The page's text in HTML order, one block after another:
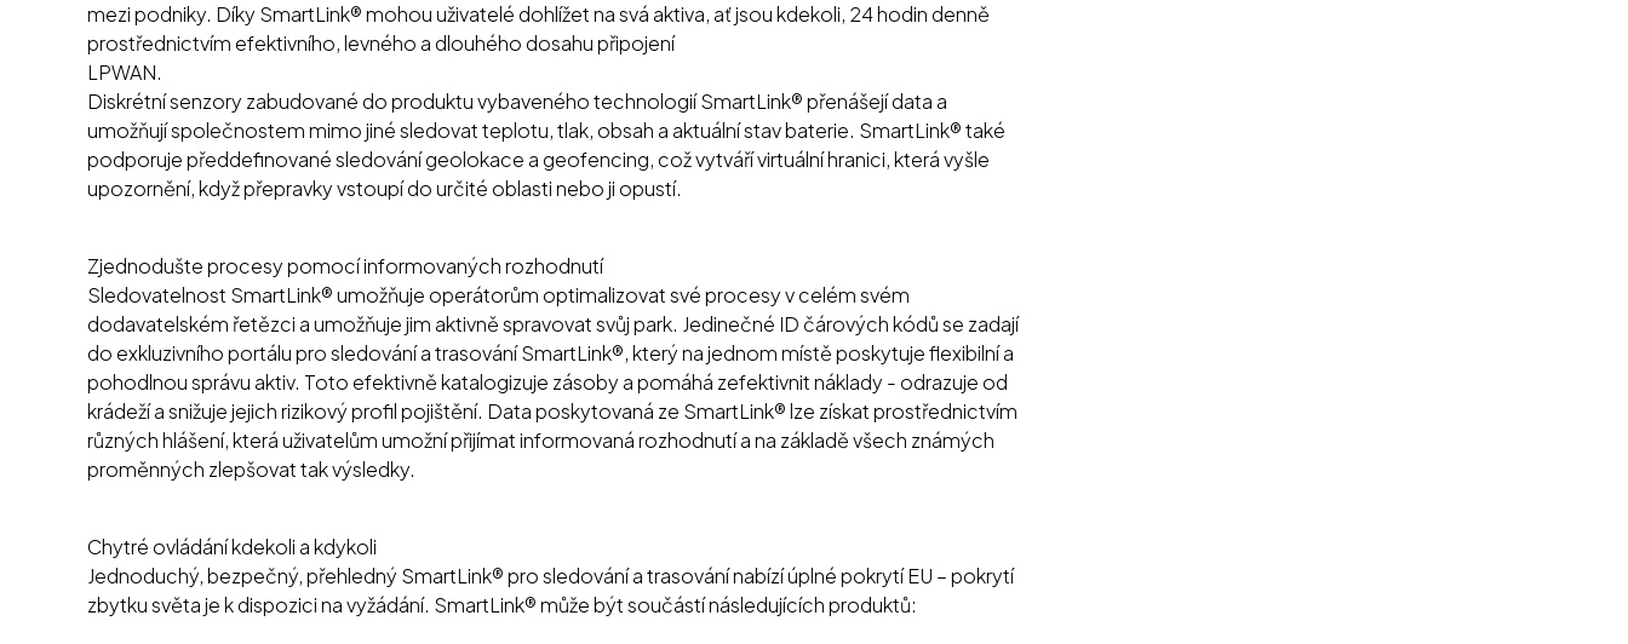
mezi podniky. Díky SmartLink® mohou uživatelé dohlížet na svá aktiva, ať jsou kdekoli, 24 hodin denně
prostřednictvím efektivního, levného a dlouhého dosahu připojení
LPWAN.
Diskrétní senzory zabudované do produktu vybaveného technologií SmartLink® přenášejí data a
umožňují společnostem mimo jiné sledovat teplotu, tlak, obsah a aktuální stav baterie. SmartLink® také
podporuje předdefinované sledování geolokace a geofencing, což vytváří virtuální hranici, která vyšle
upozornění, když přepravky vstoupí do určité oblasti nebo ji opustí.
Zjednodušte procesy pomocí informovaných rozhodnutí
Sledovatelnost SmartLink® umožňuje operátorům optimalizovat své procesy v celém svém
dodavatelském řetězci a umožňuje jim aktivně spravovat svůj park. Jedinečné ID čárových kódů se zadají
do exkluzivního portálu pro sledování a trasování SmartLink®, který na jednom místě poskytuje flexibilní a
pohodlnou správu aktiv. Toto efektivně katalogizuje zásoby a pomáhá zefektivnit náklady - odrazuje od
krádeží a snižuje jejich rizikový profil pojištění. Data poskytovaná ze SmartLink® lze získat prostřednictvím
různých hlášení, která uživatelům umožní přijímat informovaná rozhodnutí a na základě všech známých
proměnných zlepšovat tak výsledky.
Chytré ovládání kdekoli a kdykoli
Jednoduchý, bezpečný, přehledný SmartLink® pro sledování a trasování nabízí úplné pokrytí EU – pokrytí
zbytku světa je k dispozici na vyžádání. SmartLink® může být součástí následujících produktů: